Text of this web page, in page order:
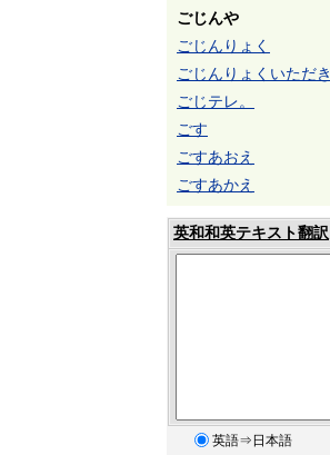
ごじんや
ごじんりょく
ごじんりょくいただき
ごじテレ。
ごす
ごすあおえ
ごすあかえ
英和和英テキスト翻訳
英語⇒日本語